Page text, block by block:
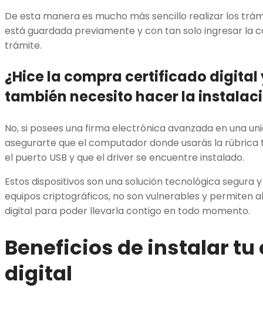
De esta manera es mucho más sencillo realizar los
está guardada previamente y con tan solo ingresar la
trámite.
¿Hice la compra certificado digital
también necesito hacer la
No, si posees una firma electrónica avanzada en una
asegurarte que el computador donde usarás la rúbrica
el puerto USB y que el driver se encuentre instalado.
Estos dispositivos son una solución tecnológica segura
equipos criptográficos, no son vulnerables y permiten
digital para poder llevarla contigo en todo momento.
Beneficios de instalar
digital